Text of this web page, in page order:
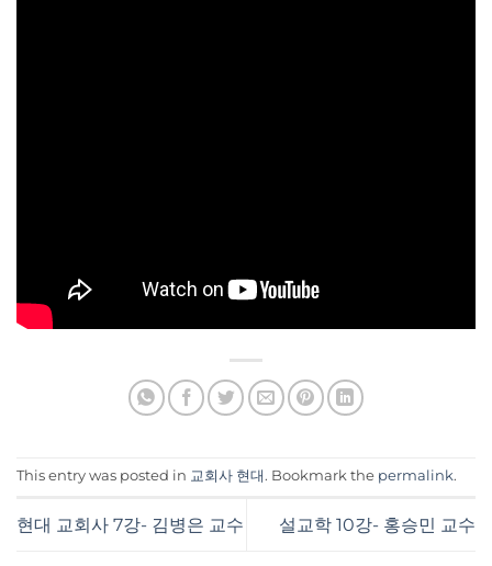
This entry was posted in 교회사 현대 . Bookmark the permalink.
현대 교회사 7강- 김병은 교수 설교학 10강- 홍승민 교수